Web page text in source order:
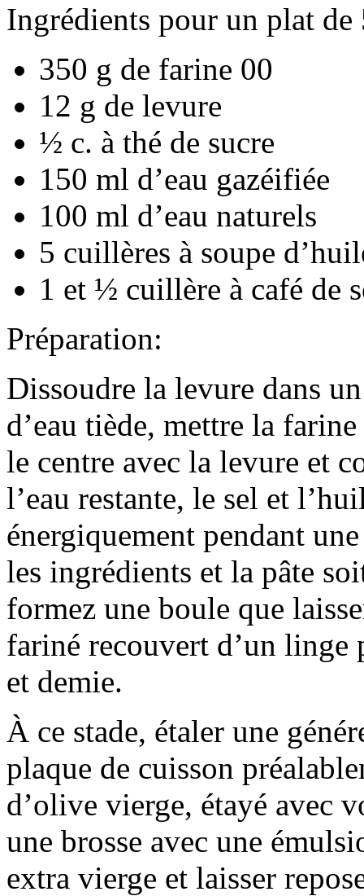
Ingrédients pour un plat de
350 g de farine 00
12 g de levure
½ c. à thé de sucre
150 ml d’eau gazéifiée
100 ml d’eau naturels
5 cuillères à soupe
1 et ½ cuillère à café de
Préparation:
Dissoudre la levure dans
d’eau tiède, mettre la
le centre avec la levure et
l’eau restante, le sel et
énergiquement pendant
les ingrédients et la pâte
formez une boule que
fariné recouvert d’un linge
et demie.
À ce stade, étaler une
plaque de cuisson
d’olive vierge, étayé avec
une brosse avec une
extra vierge et laisser